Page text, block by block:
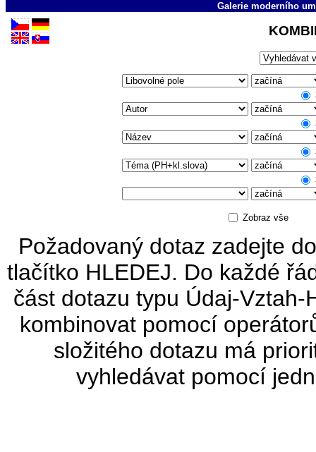
Galerie moderního
Zobraz vše
Požadovaný dotaz zadejte
tlačítko HLEDEJ. Do každé
část dotazu typu Údaj-
kombinovat pomocí
složitého dotazu má
vyhledávat pomocí